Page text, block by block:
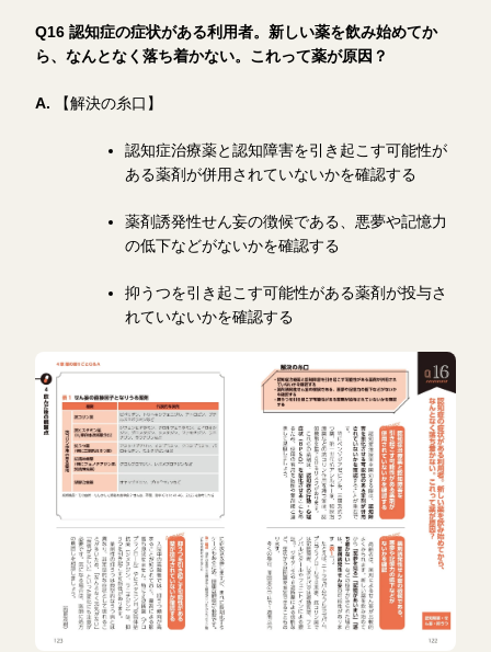
Q16 認知症の症状がある利用者。新しい薬を飲み始めてか
ら、なんとなく落ち着かない。これって薬が原因？
A. 【解決の糸口】
認知症治療薬と認知障害を引き起こす可能性が
ある薬剤が併用されていないかを確認する
薬剤誘発性せん妄の徴候である、悪夢や記憶力
の低下などがないかを確認する
抑うつを引き起こす可能性がある薬剤が投与さ
れていないかを確認する